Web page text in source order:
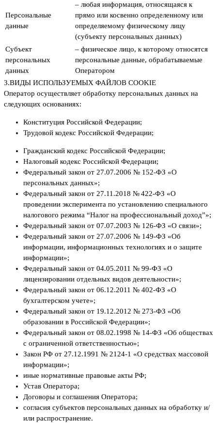
Персональные
данные
– любая информация, относящаяся к
прямо или косвенно определенному или
определяемому физическому лицу
(субъекту персональных данных)
Субъект
персональных
данных
– физическое лицо, к которому относятся
персональные данные, обрабатываемые
Оператором
3.ВИДЫ ИСПОЛЬЗУЕМЫХ ФАЙЛОВ COOKIE
Оператор осуществляет обработку персональных данных на
следующих основаниях:
Конституция Российской Федерации;
Трудовой кодекс Российской Федерации;
Гражданский кодекс Российской Федерации;
Налоговый кодекс Российской Федерации;
Федеральный закон от 27.07.2006 № 152-ФЗ «О
персональных данных»;
Федеральный закон от 27.11.2018 № 422-ФЗ «О
проведении эксперимента по установлению специального
налогового режима “Налог на профессиональный доход”»;
Федеральный закон от 07.07.2003 № 126-ФЗ «О связи»;
Федеральный закон от 27.07.2006 № 149-ФЗ «Об
информации, информационных технологиях и о защите
информации»;
Федеральный закон от 04.05.2011 № 99-ФЗ «О
лицензировании отдельных видов деятельности»;
Федеральный закон от 06.12.2011 № 402-ФЗ «О
бухгалтерском учете»;
Федеральный закон от 19.12.2012 № 273-ФЗ «Об
образовании в Российской Федерации»;
Федеральный закон от 08.02.1998 № 14-ФЗ «Об обществах
с ограниченной ответственностью»;
Закон РФ от 27.12.1991 № 2124-1 «О средствах массовой
информации»;
иные нормативные правовые акты РФ;
Устав Оператора;
Договоры и соглашения Оператора;
согласия субъектов персональных данных на обработку и/
или распространение.